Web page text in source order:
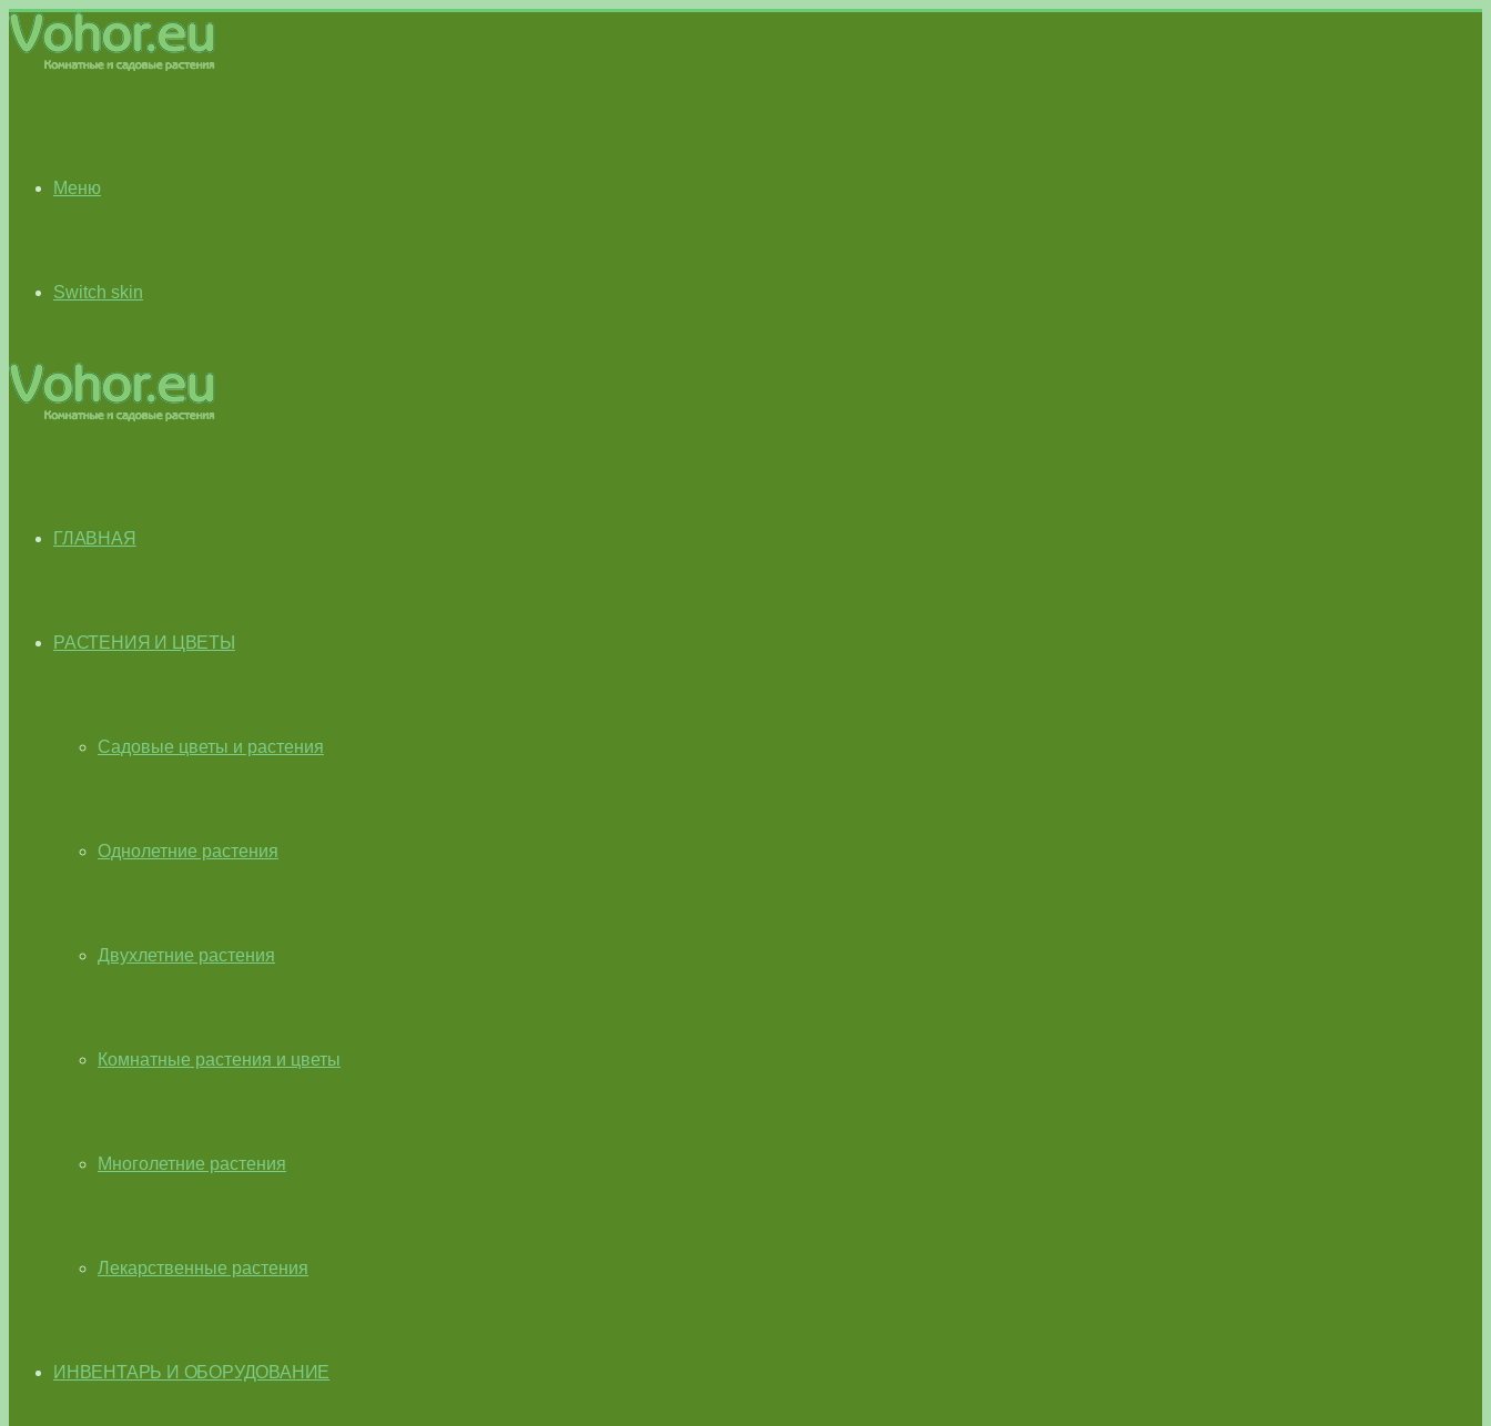
Меню
Switch skin
ГЛАВНАЯ
РАСТЕНИЯ И ЦВЕТЫ
Садовые цветы и растения
Однолетние растения
Двухлетние растения
Комнатные растения и цветы
Многолетние растения
Лекарственные растения
ИНВЕНТАРЬ И ОБОРУДОВАНИЕ